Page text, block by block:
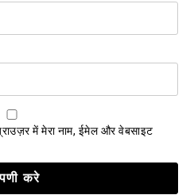
में मेरा नाम, ईमेल और वेबसाइट